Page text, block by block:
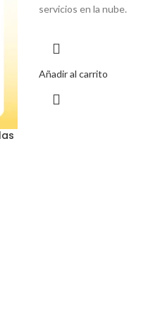
servicios en la nube.
Añadir al carrito